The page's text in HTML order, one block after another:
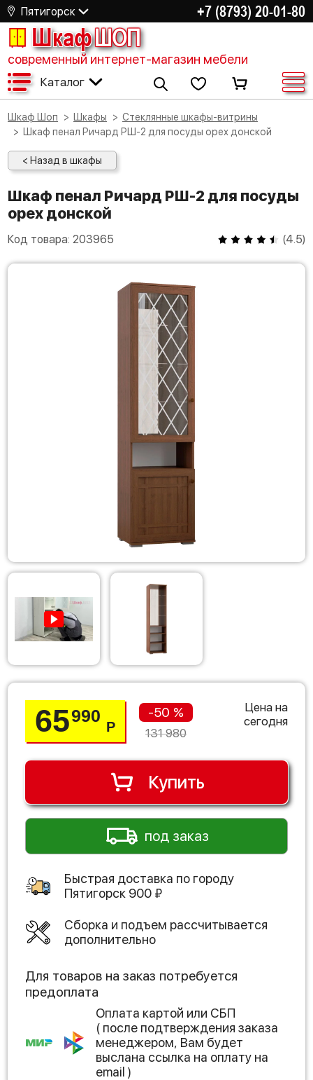
Пятигорск +7 (8793) 20-01-80
ШкафШОП
современный интернет-магазин мебели
Каталог
Шкаф Шоп Шкафы
Стеклянные шкафы-витрины
Шкаф пенал Ричард РШ-2 для посуды орех донской
< Назад в шкафы
Шкаф пенал Ричард РШ-2 для посуды
орех донской
Код товара: 203965 (4.5)
65990
Р
-50 %
131 980
Цена на
сегодня
Купить
под заказ
Быстрая доставка по городу
Пятигорск 900 ₽
Сборка и подъем рассчитывается
дополнительно
Для товаров на заказ потребуется
предоплата
Оплата картой или СБП
( после подтверждения заказа
менеджером, Вам будет
выслана ссылка на оплату на
email )